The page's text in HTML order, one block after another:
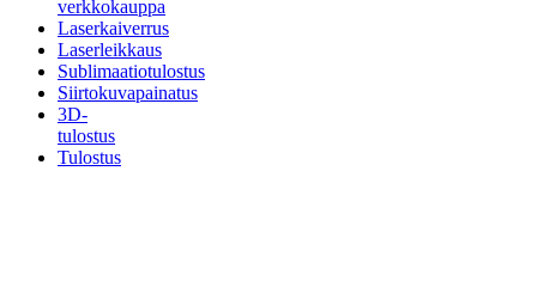
verkkokauppa
Laserkaiverrus
Laserleikkaus
Sublimaatiotulostus
Siirtokuvapainatus
3D-
tulostus
Tulostus